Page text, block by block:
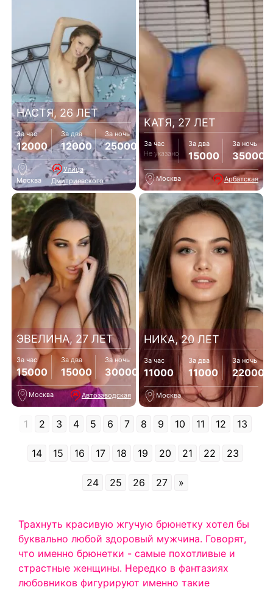
НАСТЯ, 26 ЛЕТ
За час
12000
За два
12000
За ночь
25000
Москва
Улица
Дмитриевского
КАТЯ, 27 ЛЕТ
За час
Не указано
За два
15000
За ночь
35000
Москва Арбатская
ЭВЕЛИНА, 27 ЛЕТ
За час
15000
За два
15000
За ночь
30000
Москва Автозаводская
НИКА, 20 ЛЕТ
За час
11000
За два
11000
За ночь
22000
Москва
1 2 3 4 5 6 7 8 9 10 11 12 13
14 15 16 17 18 19 20 21 22 23
24 25 26 27 »
Трахнуть красивую жгучую брюнетку хотел бы
буквально любой здоровый мужчина. Говорят,
что именно брюнетки - самые похотливые и
страстные женщины. Нередко в фантазиях
любовников фигурируют именно такие